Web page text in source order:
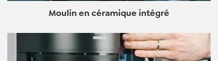
Moulin en céramique intégré